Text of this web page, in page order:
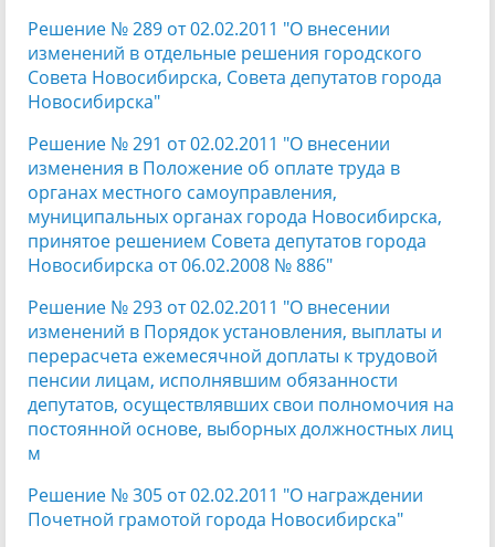
Решение № 289 от 02.02.2011 "О внесении
изменений в отдельные решения городского
Совета Новосибирска, Совета депутатов города
Новосибирска"
Решение № 291 от 02.02.2011 "О внесении
изменения в Положение об оплате труда в
органах местного самоуправления,
муниципальных органах города Новосибирска,
принятое решением Совета депутатов города
Новосибирска от 06.02.2008 № 886"
Решение № 293 от 02.02.2011 "О внесении
изменений в Порядок установления, выплаты и
перерасчета ежемесячной доплаты к трудовой
пенсии лицам, исполнявшим обязанности
депутатов, осуществлявших свои полномочия на
постоянной основе, выборных должностных лиц
м
Решение № 305 от 02.02.2011 "О награждении
Почетной грамотой города Новосибирска"